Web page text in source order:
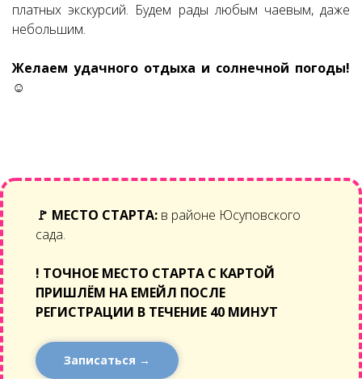
платных экскурсий. Будем рады любым чаевым, даже
небольшим.
Желаем удачного отдыха и солнечной погоды!
☺
🚩 МЕСТО СТАРТА: в районе Юсуповского
сада.
! ТОЧНОЕ МЕСТО СТАРТА С КАРТОЙ
ПРИШЛЁМ НА ЕМЕЙЛ ПОСЛЕ
РЕГИСТРАЦИИ В ТЕЧЕНИЕ 40 МИНУТ
Записаться →